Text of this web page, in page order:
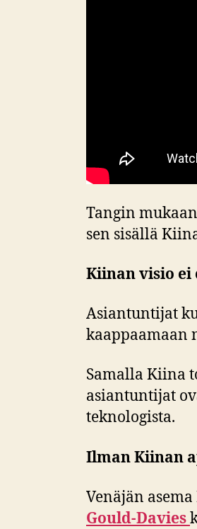
Tangin
sen sisällä
Kiinan visio
Asiantuntijat
kaappaamaan
Samalla Kiina
asiantuntijat
teknologista.
Ilman Kiinan
Venäjän
Gould-Davies